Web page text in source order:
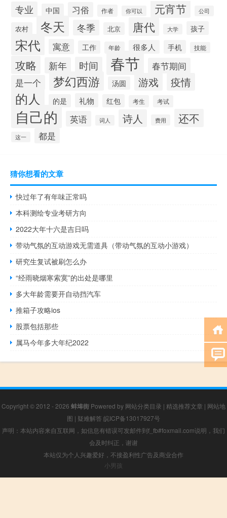
专业 中国 习俗 作者 你可以 元宵节 公司
农村 冬天 冬季 北京 唐代 大学 孩子
宋代 寓意 工作 年龄 很多人 手机 技能
攻略 新年 时间 春节 春节期间
是一个 梦幻西游 汤圆 游戏 疫情
的人 的是 礼物 红包 考生 考试
自己的 英语 词人 诗人 费用 还不
这一 都是
猜你想看的文章
快过年了有年味正常吗
本科测绘专业考研方向
2022大年十六是吉日吗
带动气氛的互动游戏无需道具（带动气氛的互动小游戏）
研究生复试被刷怎么办
“经雨晓烟寒索寞”的出处是哪里
多大年龄需要开自动挡汽车
推箱子攻略ios
股票包括那些
属马今年多大年纪2022
Copyright © 2012 - 2026 蚌埠街 Powered by 网站分类目录 | 精选推荐文章 | 网站地
图 | 疑难解答 皖ICP备13017927号
声明：本站内容来自互联网，如信息有错误可发邮件到f_fb#foxmail.com说明，我们
会及时纠正，谢谢
本站仅为个人兴趣爱好，不接盈利性广告及商业合作
小男孩